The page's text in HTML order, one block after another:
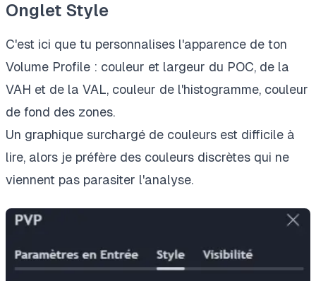
Onglet Style
C'est ici que tu personnalises l'apparence de ton
Volume Profile : couleur et largeur du POC, de la
VAH et de la VAL, couleur de l'histogramme, couleur
de fond des zones.
Un graphique surchargé de couleurs est difficile à
lire, alors je préfère des couleurs discrètes qui ne
viennent pas parasiter l'analyse.